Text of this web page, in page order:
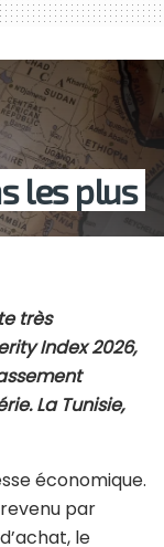
les plus
très
Index 2026,
La Tunisie,
économique.
par
le